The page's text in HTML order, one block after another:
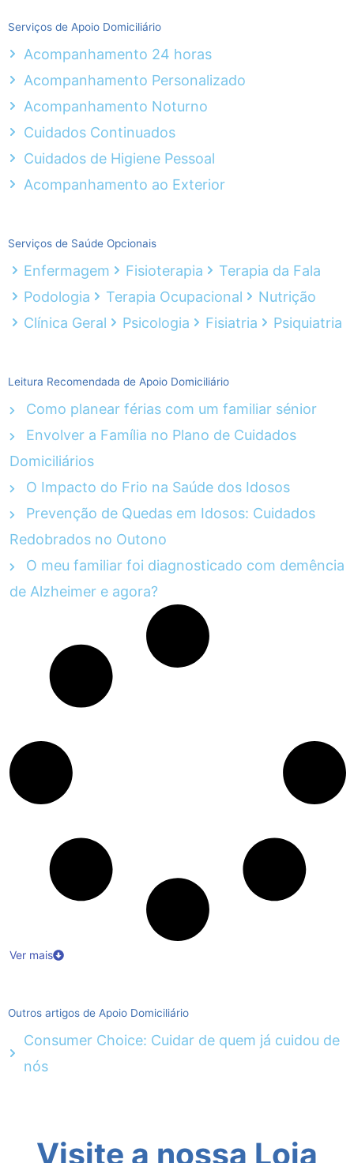
Serviços de Apoio Domiciliário
Acompanhamento 24 horas
Acompanhamento Personalizado
Acompanhamento Noturno
Cuidados Continuados
Cuidados de Higiene Pessoal
Acompanhamento ao Exterior
Serviços de Saúde Opcionais
Enfermagem Fisioterapia
Terapia da Fala
Podologia
Terapia Ocupacional
Nutrição
Clínica Geral
Psicologia Fisiatria Psiquiatria
Leitura Recomendada de Apoio Domiciliário
Como planear férias com um familiar sénior
Envolver a Família no Plano de Cuidados
Domiciliários
O Impacto do Frio na Saúde dos Idosos
Prevenção de Quedas em Idosos: Cuidados
Redobrados no Outono
O meu familiar foi diagnosticado com demência
de Alzheimer e agora?
Ver mais
Outros artigos de Apoio Domiciliário
Consumer Choice: Cuidar de quem já cuidou de
nós
Visite a nossa Loja